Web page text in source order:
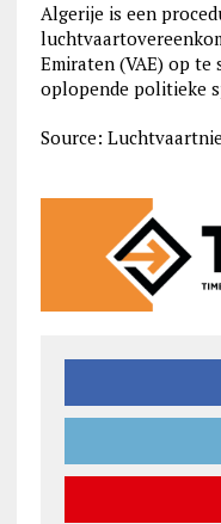
Algerije is een
Emiraten (VAE) op
oplopende politieke
Source: